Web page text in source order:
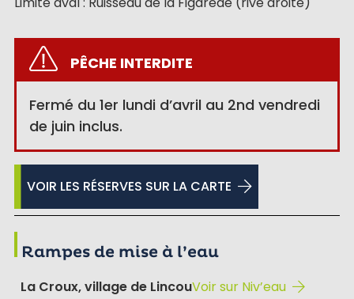
PÊCHE INTERDITE
Fermé du 1er lundi d’avril au 2nd vendredi
de juin inclus.
VOIR LES RÉSERVES SUR LA CARTE
Rampes de mise à l’eau
La Croux, village de LincouVoir sur Niv’eau